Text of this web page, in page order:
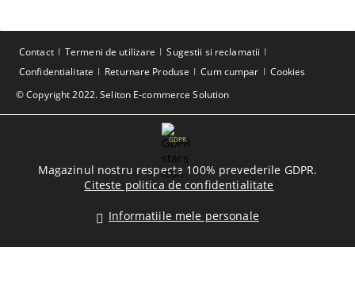
© Copyright 2022. Seliton E-commerce Solution
Contact Termeni de utilizare
Sugestii si reclamatii
Confidentialitate
Returnare Produse Cum cumpar Cookies
GDPR
Magazinul nostru respecta 100% prevederile GDPR.
Citeste politica de confidentialitate
Informatiile mele personale